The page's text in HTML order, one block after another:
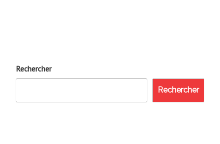
Rechercher
Rechercher